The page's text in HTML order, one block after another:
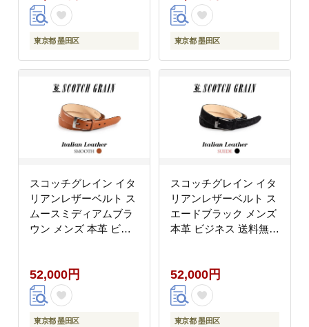
東京都 墨田区 東京都 墨田区
スコッチグレイン イタ
リアンレザーベルト ス
ムースミディアムブラ
ウン メンズ 本革 ビジ
52,000円
東京都 墨田区
スコッチグレイン イタ
リアンレザーベルト ス
エードブラック メンズ
本革 ビジネス 送料無料
52,000円
東京都 墨田区